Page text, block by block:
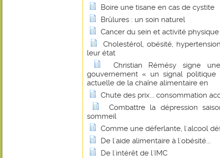
Boire une tisane en cas de cystite
Brûlures : un soin naturel
Cancer du sein et activité physique
Cholestérol, obésité,
leur état
Christian Rémésy signe
gouvernement « un signal
actuelle de la chaîne alimentaire en
Chute des prix... consommation
Combattre la dépression
sommeil
Comme une déferlante, l'alcool
De l'aide alimentaire à l'obésité...
De l'intérêt de l'IMC